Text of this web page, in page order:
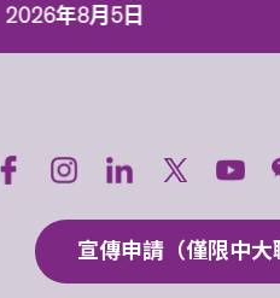
2026年8月5日
宣傳申請（僅限中大